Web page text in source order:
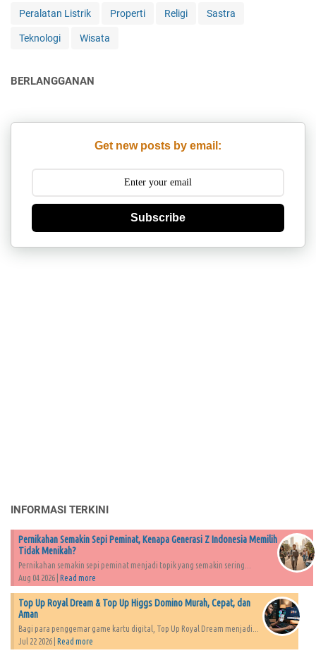
Peralatan Listrik Properti Religi Sastra
Teknologi Wisata
BERLANGGANAN
Get new posts by email:
Subscribe
INFORMASI TERKINI
Pernikahan Semakin Sepi Peminat, Kenapa Generasi Z Indonesia Memilih
Tidak Menikah?
Pernikahan semakin sepi peminat menjadi topik yang semakin sering...
Aug 04 2026 | Read more
Top Up Royal Dream & Top Up Higgs Domino Murah, Cepat, dan
Aman
Bagi para penggemar game kartu digital, Top Up Royal Dream menjadi...
Jul 22 2026 | Read more